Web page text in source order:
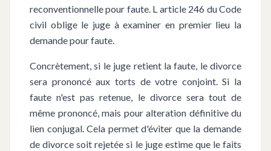
reconventionnelle pour faute. L article 246 du Code
civil oblige le juge à examiner en premier lieu la
demande pour faute.
Concrètement, si le juge retient la faute, le divorce
sera prononcé aux torts de votre conjoint. Si la
faute n'est pas retenue, le divorce sera tout de
même prononcé, mais pour alteration définitive du
lien conjugal. Cela permet d'éviter que la demande
de divorce soit rejetée si le juge estime que le faits